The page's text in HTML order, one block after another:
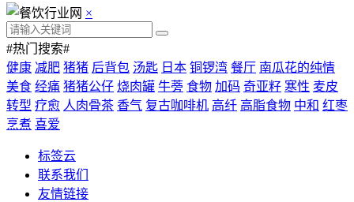
×
#热门搜索#
健康 减肥 猪猪 后背包 汤匙 日本 铜锣湾 餐厅 南瓜花的纯情
美食 经痛 猪猪公仔 烧肉罐 牛蒡 食物 加码 奇亚籽 寒性 麦皮
转型 疗愈 人肉骨茶 香气 复古咖啡机 高纤 高脂食物 中和 红枣
烹煮 喜爱
标签云
联系我们
友情链接